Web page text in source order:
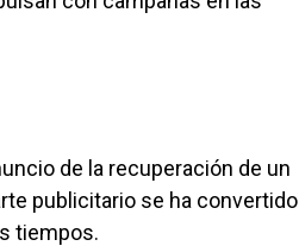
de la recuperación de un
publicitario se ha convertido
tiempos.